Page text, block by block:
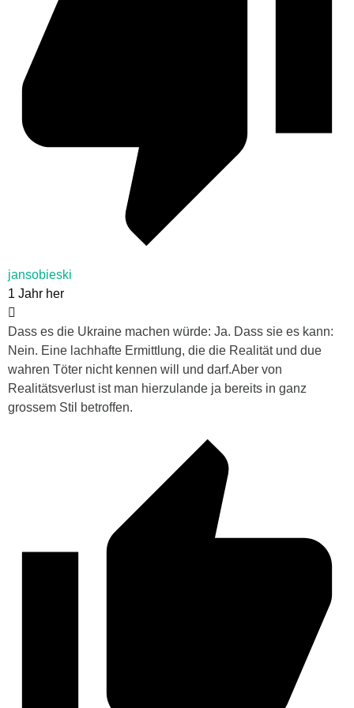
jansobieski
1 Jahr her
Dass es die Ukraine machen würde: Ja. Dass sie es kann:
Nein. Eine lachhafte Ermittlung, die die Realität und due
wahren Töter nicht kennen will und darf.Aber von
Realitätsverlust ist man hierzulande ja bereits in ganz
grossem Stil betroffen.